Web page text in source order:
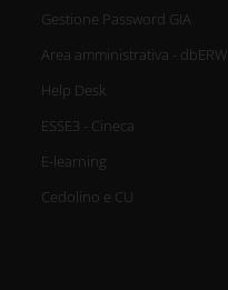
Gestione Password GIA
Area amministrativa - dbERW
Help Desk
ESSE3 - Cineca
E-learning
Cedolino e CU